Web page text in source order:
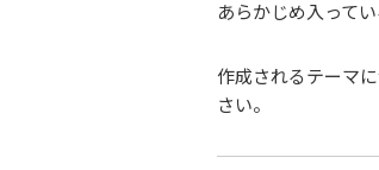
あらかじめ入って
作成されるテーマ
さい。